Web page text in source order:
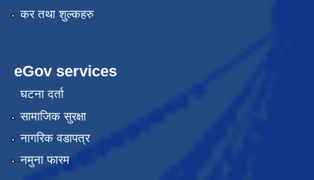
कर तथा शुल्कहरु
eGov services
घटना दर्ता
सामाजिक सुरक्षा
नागरिक वडापत्र
नमुना फारम